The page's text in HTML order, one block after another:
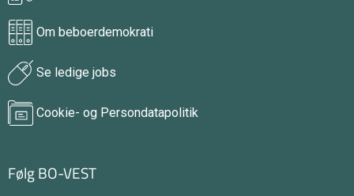
Om beboerdemokrati
Se ledige jobs
Cookie- og Persondatapolitik
Følg BO-VEST